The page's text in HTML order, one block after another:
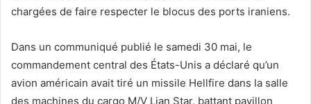
chargées de faire respecter le blocus des ports iraniens.
Dans un communiqué publié le samedi 30 mai, le
commandement central des États-Unis a déclaré qu’un
avion américain avait tiré un missile Hellfire dans la salle
des machines du cargo M/V Lian Star, battant pavillon